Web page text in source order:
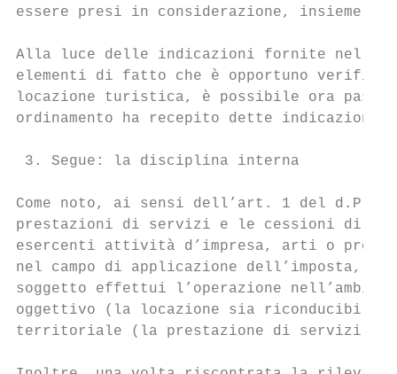
essere presi in considerazione, insieme
Alla luce delle indicazioni fornite
elementi di fatto che è opportuno
locazione turistica, è possibile ora
ordinamento ha recepito dette indicazioni.
3. Segue: la disciplina interna
Come noto, ai sensi dell’art. 1 del d.P.R.
prestazioni di servizi e le cessioni di
esercenti attività d’impresa, arti o
nel campo di applicazione dell’imposta,
soggetto effettui l’operazione
oggettivo (la locazione sia riconducibile
territoriale (la prestazione di servizi